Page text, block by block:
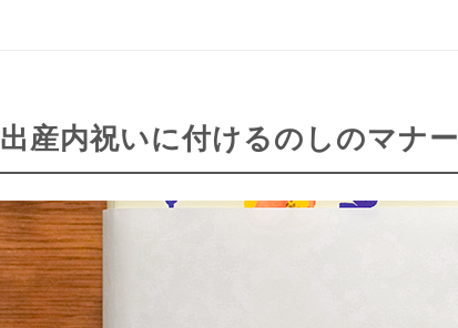
出産内祝いに付けるのしのマナー